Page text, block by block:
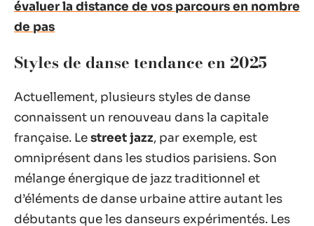
évaluer la distance de vos parcours en nombre
de pas
Styles de danse tendance en 2025
Actuellement, plusieurs styles de danse
connaissent un renouveau dans la capitale
française. Lestreet jazz, par exemple, est
omniprésent dans les studios parisiens. Son
mélange énergique de jazz traditionnel et
d’éléments de danse urbaine attire autant les
débutants que les danseurs expérimentés. Les